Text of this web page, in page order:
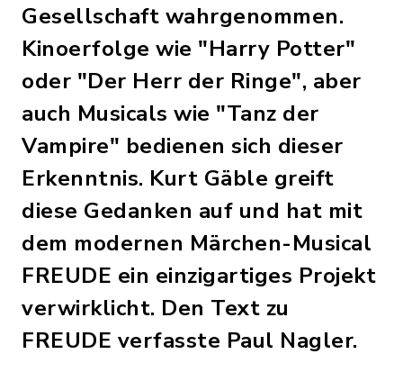
Gesellschaft wahrgenommen.
Kinoerfolge wie "Harry Potter"
oder "Der Herr der Ringe", aber
auch Musicals wie "Tanz der
Vampire" bedienen sich dieser
Erkenntnis. Kurt Gäble greift
diese Gedanken auf und hat mit
dem modernen Märchen-Musical
FREUDE ein einzigartiges Projekt
verwirklicht. Den Text zu
FREUDE verfasste Paul Nagler.